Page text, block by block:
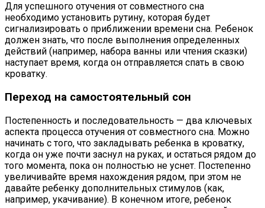
Для успешного отучения от совместного сна
необходимо установить рутину, которая будет
сигнализировать о приближении времени сна. Ребенок
должен знать, что после выполнения определенных
действий (например, набора ванны или чтения сказки)
наступает время, когда он отправляется спать в свою
кроватку.
Переход на самостоятельный сон
Постепенность и последовательность — два ключевых
аспекта процесса отучения от совместного сна. Можно
начинать с того, что закладывать ребенка в кроватку,
когда он уже почти заснул на руках, и остаться рядом до
того момента, пока он полностью не уснет. Постепенно
увеличивайте время нахождения рядом, при этом не
давайте ребенку дополнительных стимулов (как,
например, укачивание). В конечном итоге, ребенок